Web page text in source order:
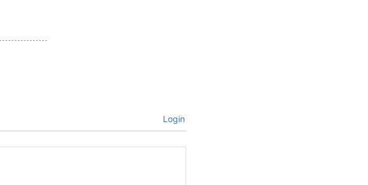
Login